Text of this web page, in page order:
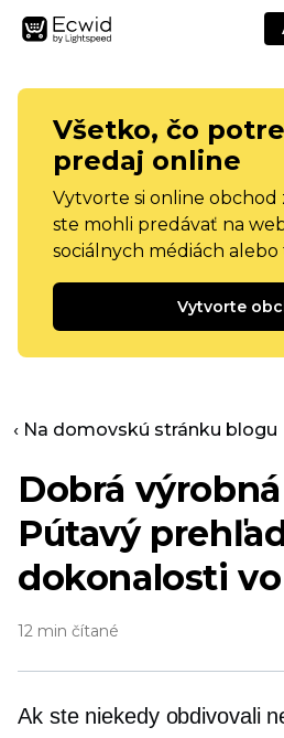
Všetko, čo
predaj online
Vytvorte si online obchod
ste mohli predávať na
sociálnych médiách alebo
Vytvorte
‹ Na domovskú stránku blogu
Dobrá
Pútavý
dokonalosti
12 min čítané
Ak ste niekedy obdivovali